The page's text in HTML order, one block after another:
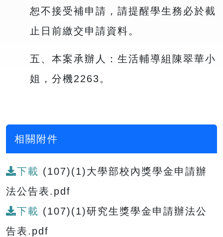
恕不接受補申請，請提醒學生務必於截
止日前繳交申請資料。
五、本案承辦人：生活輔導組陳翠華小
姐，分機2263。
相關附件
下載 (107)(1)大學部校內獎學金申請辦
法公告表.pdf
下載 (107)(1)研究生獎學金申請辦法公
告表.pdf